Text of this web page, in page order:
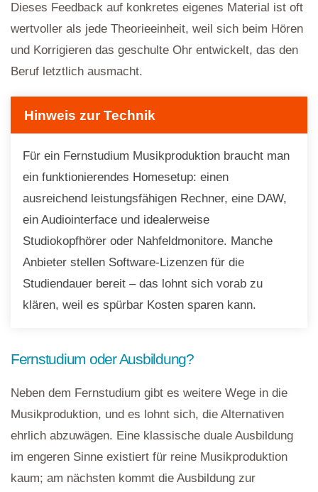
Dieses Feedback auf konkretes eigenes Material ist oft
wertvoller als jede Theorieeinheit, weil sich beim Hören
und Korrigieren das geschulte Ohr entwickelt, das den
Beruf letztlich ausmacht.
Hinweis zur Technik
Für ein Fernstudium Musikproduktion braucht man
ein funktionierendes Homesetup: einen
ausreichend leistungsfähigen Rechner, eine DAW,
ein Audiointerface und idealerweise
Studiokopfhörer oder Nahfeldmonitore. Manche
Anbieter stellen Software-Lizenzen für die
Studiendauer bereit – das lohnt sich vorab zu
klären, weil es spürbar Kosten sparen kann.
Fernstudium oder Ausbildung?
Neben dem Fernstudium gibt es weitere Wege in die
Musikproduktion, und es lohnt sich, die Alternativen
ehrlich abzuwägen. Eine klassische duale Ausbildung
im engeren Sinne existiert für reine Musikproduktion
kaum; am nächsten kommt die Ausbildung zur